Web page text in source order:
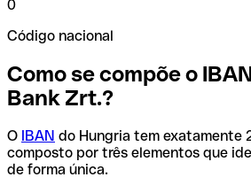
0
Código nacional
Como se compõe o
Bank Zrt.?
O IBAN do Hungria tem exatamente
composto por três elementos que
de forma única.